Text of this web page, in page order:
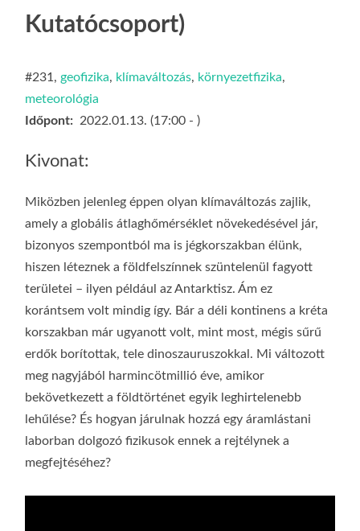
O
Kutatócsoport)
#231, geofizika, klímaváltozás, környezetfizika,
meteorológia
Időpont: 2022.01.13. (17:00 - )
Kivonat:
Miközben jelenleg éppen olyan klímaváltozás zajlik,
amely a globális átlaghőmérséklet növekedésével jár,
bizonyos szempontból ma is jégkorszakban élünk,
hiszen léteznek a földfelszínnek szüntelenül fagyott
területei – ilyen például az Antarktisz. Ám ez
korántsem volt mindig így. Bár a déli kontinens a kréta
korszakban már ugyanott volt, mint most, mégis sűrű
erdők borítottak, tele dinoszauruszokkal. Mi változott
meg nagyjából harmincötmillió éve, amikor
bekövetkezett a földtörténet egyik leghirtelenebb
lehűlése? És hogyan járulnak hozzá egy áramlástani
laborban dolgozó fizikusok ennek a rejtélynek a
megfejtéséhez?